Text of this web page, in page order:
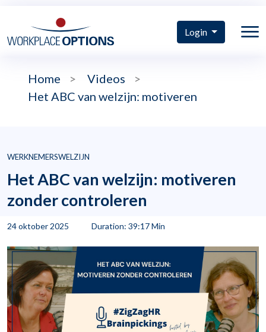
Login
Home > Videos
>
Het ABC van welzijn: motiveren
WERKNEMERSWELZIJN
Het ABC van welzijn: motiveren
zonder controleren
24 oktober 2025 Duration: 39:17 Min